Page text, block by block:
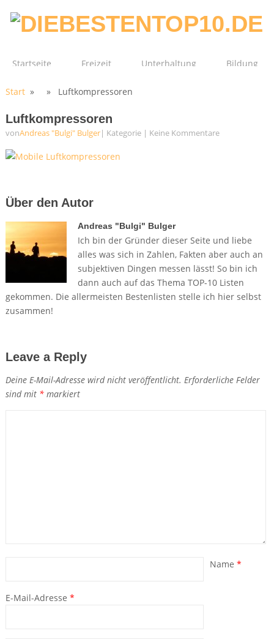
Startseite Freizeit Unterhaltung Bildung
Start» » Luftkompressoren
Luftkompressoren
vonAndreas "Bulgi" Bulger| Kategorie| Keine Kommentare
Über den Autor
Andreas "Bulgi" Bulger
Ich bin der Gründer dieser Seite und liebe
alles was sich in Zahlen, Fakten aber auch an
subjektiven Dingen messen lässt! So bin ich
dann auch auf das Thema TOP-10 Listen
gekommen. Die allermeisten Bestenlisten stelle ich hier selbst
zusammen!
Leave a Reply
Deine E-Mail-Adresse wird nicht veröffentlicht. Erforderliche Felder
sind mit *markiert
Name *
E-Mail-Adresse *